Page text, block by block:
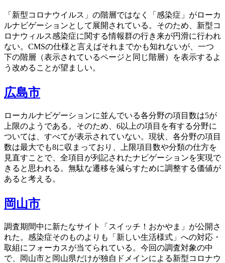
「新型コロナウイルス」の階層ではなく「感染症」がローカ
ルナビゲーションとして展開されている。そのため、新型コ
ロナウィルス感染症に関する情報群の行き来が円滑に行われ
ない。CMSの仕様と言えばそれまでかも知れないが、一つ
下の階層（表示されているページと同じ階層）を表示するよ
う改めることが望ましい。
広島市
ローカルナビゲーションに並んでいる各分野の項目数は5が
上限のようである。そのため、6以上の項目を有する分野に
ついては、すべてが表示されていない。現状、各分野の項目
数は最大でも8に収まっており、上限項目数や分類の仕方を
見直すことで、全項目が列記されたナビゲーションを実現で
きると思われる。無駄な遷移を減らすために調整する価値が
あると考える。
岡山市
調査期間中に新たなサイト「スイッチ！おかやま」が公開さ
れた。感染症そのものよりも「新しい生活様式」への対応・
取組にフォーカスが当てられている。今回の調査対象の中
で、岡山市と岡山県だけが独自ドメインによる新型コロナウ